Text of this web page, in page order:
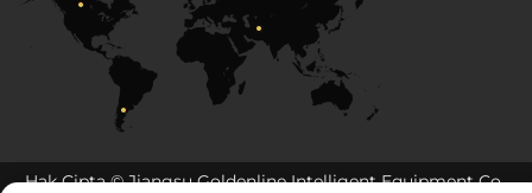
Hak Cipta © Jiangsu Goldenline Intelligent Equipment Co.,